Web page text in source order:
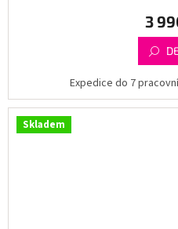
3
Expedice do 7
Skladem